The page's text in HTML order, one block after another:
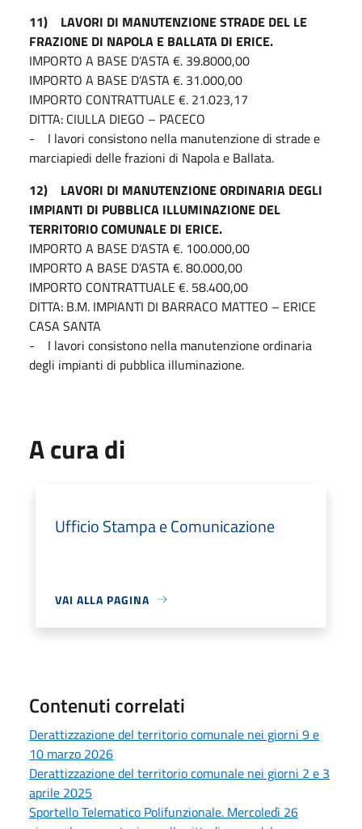
11) LAVORI DI MANUTENZIONE STRADE DEL LE
FRAZIONE DI NAPOLA E BALLATA DI ERICE.
IMPORTO A BASE D’ASTA €. 39.8000,00
IMPORTO A BASE D’ASTA €. 31.000,00
IMPORTO CONTRATTUALE €. 21.023,17
DITTA: CIULLA DIEGO – PACECO
- I lavori consistono nella manutenzione di strade e
marciapiedi delle frazioni di Napola e Ballata.
12) LAVORI DI MANUTENZIONE ORDINARIA DEGLI
IMPIANTI DI PUBBLICA ILLUMINAZIONE DEL
TERRITORIO COMUNALE DI ERICE.
IMPORTO A BASE D’ASTA €. 100.000,00
IMPORTO A BASE D’ASTA €. 80.000,00
IMPORTO CONTRATTUALE €. 58.400,00
DITTA: B.M. IMPIANTI DI BARRACO MATTEO – ERICE
CASA SANTA
- I lavori consistono nella manutenzione ordinaria
degli impianti di pubblica illuminazione.
A cura di
Ufficio Stampa e Comunicazione
VAI ALLA PAGINA
Contenuti correlati
Derattizzazione del territorio comunale nei giorni 9 e
10 marzo 2026
Derattizzazione del territorio comunale nei giorni 2 e 3
aprile 2025
Sportello Telematico Polifunzionale. Mercoledì 26